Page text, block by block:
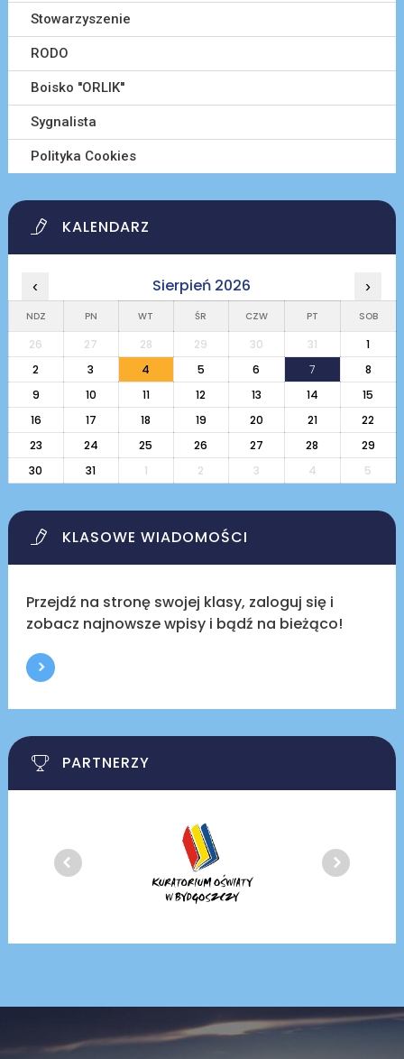
Stowarzyszenie
RODO
Boisko ''ORLIK''
Sygnalista
Polityka Cookies
KALENDARZ
‹ Sierpień 2026 ›
NDZ PN WT ŚR CZW PT SOB
26 27 28 29 30 31
1
2
3 4 5 6 7
8
9
10 11 12 13 14
15
16
17 18 19 20 21
22
23
24 25 26 27 28
29
30
31 1 2 3 4 5
KLASOWE WIADOMOŚCI
Przejdź na stronę swojej klasy, zaloguj się i
zobacz najnowsze wpisy i bądź na bieżąco!
PARTNERZY